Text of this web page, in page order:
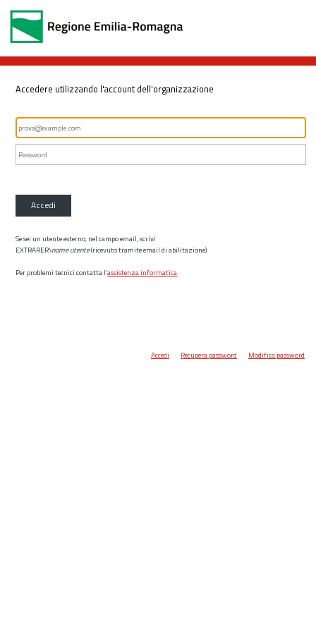
Accedere utilizzando l'account dell'organizzazione
Accedi
Se sei un utente esterno, nel campo email, scrivi
EXTRARER\nome utente(ricevuto tramite email di abilitazione)
Per problemi tecnici contatta l’assistenza informatica.
Accedi Recupera password Modifica password